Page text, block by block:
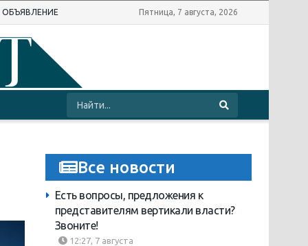
ОБЪЯВЛЕНИЕ Пятница, 7 августа, 2026
Все новости
Есть вопросы, предложения к
представителям вертикали власти?
Звоните!
12:27, 7 августа